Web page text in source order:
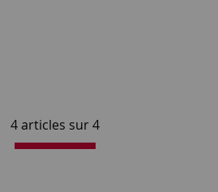
4 articles sur4